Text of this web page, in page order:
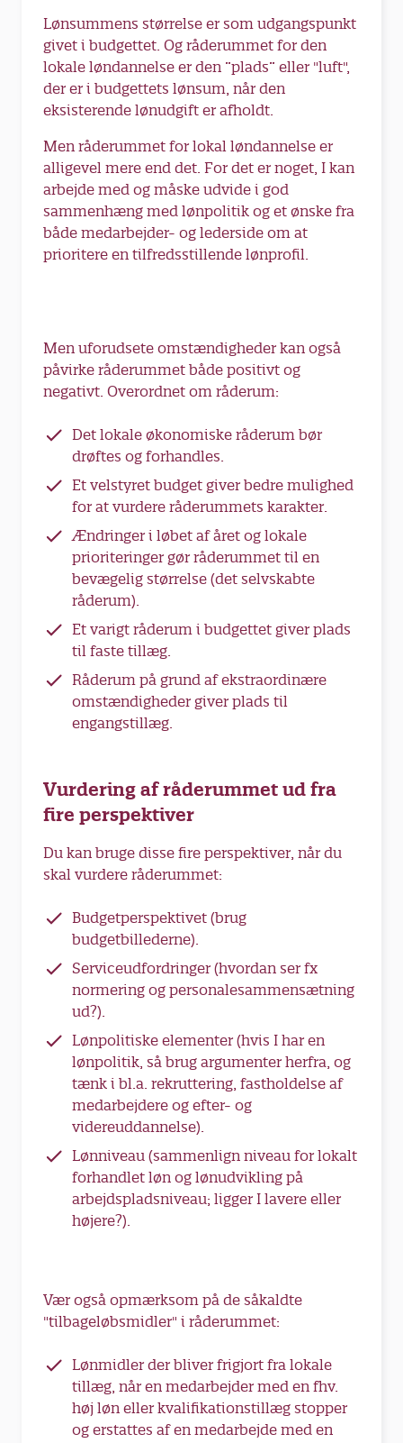
Lønsummens størrelse er som udgangspunkt
givet i budgettet. Og råderummet for den
lokale løndannelse er den ”plads” eller "luft",
der er i budgettets lønsum, når den
eksisterende lønudgift er afholdt.
Men råderummet for lokal løndannelse er
alligevel mere end det. For det er noget, I kan
arbejde med og måske udvide i god
sammenhæng med lønpolitik og et ønske fra
både medarbejder- og lederside om at
prioritere en tilfredsstillende lønprofil.
Men uforudsete omstændigheder kan også
påvirke råderummet både positivt og
negativt. Overordnet om råderum:
Det lokale økonomiske råderum bør
drøftes og forhandles.
Et velstyret budget giver bedre mulighed
for at vurdere råderummets karakter.
Ændringer i løbet af året og lokale
prioriteringer gør råderummet til en
bevægelig størrelse (det selvskabte
råderum).
Et varigt råderum i budgettet giver plads
til faste tillæg.
Råderum på grund af ekstraordinære
omstændigheder giver plads til
engangstillæg.
Vurdering af råderummet ud fra
fire perspektiver
Du kan bruge disse fire perspektiver, når du
skal vurdere råderummet:
Budgetperspektivet (brug
budgetbillederne).
Serviceudfordringer (hvordan ser fx
normering og personalesammensætning
ud?).
Lønpolitiske elementer (hvis I har en
lønpolitik, så brug argumenter herfra, og
tænk i bl.a. rekruttering, fastholdelse af
medarbejdere og efter- og
videreuddannelse).
Lønniveau (sammenlign niveau for lokalt
forhandlet løn og lønudvikling på
arbejdspladsniveau; ligger I lavere eller
højere?).
Vær også opmærksom på de såkaldte
"tilbageløbsmidler" i råderummet:
Lønmidler der bliver frigjort fra lokale
tillæg, når en medarbejder med en fhv.
høj løn eller kvalifikationstillæg stopper
og erstattes af en medarbejde med en